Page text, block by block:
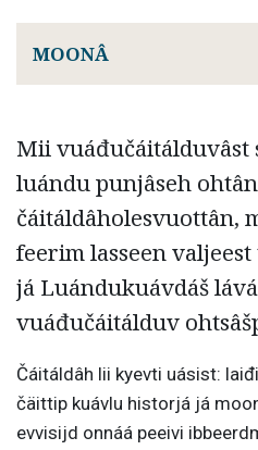
MOONÂ
Mii
luándu punjâseh ohtân
čáitáldâholesvuottân,
feerim lasseen
já Luándukuávdáš
vuáđučáitálduv
Čáitáldâh lii kyevti uásist:
čäittip kuávlu historjá já
evvisijd onnáá peeivi